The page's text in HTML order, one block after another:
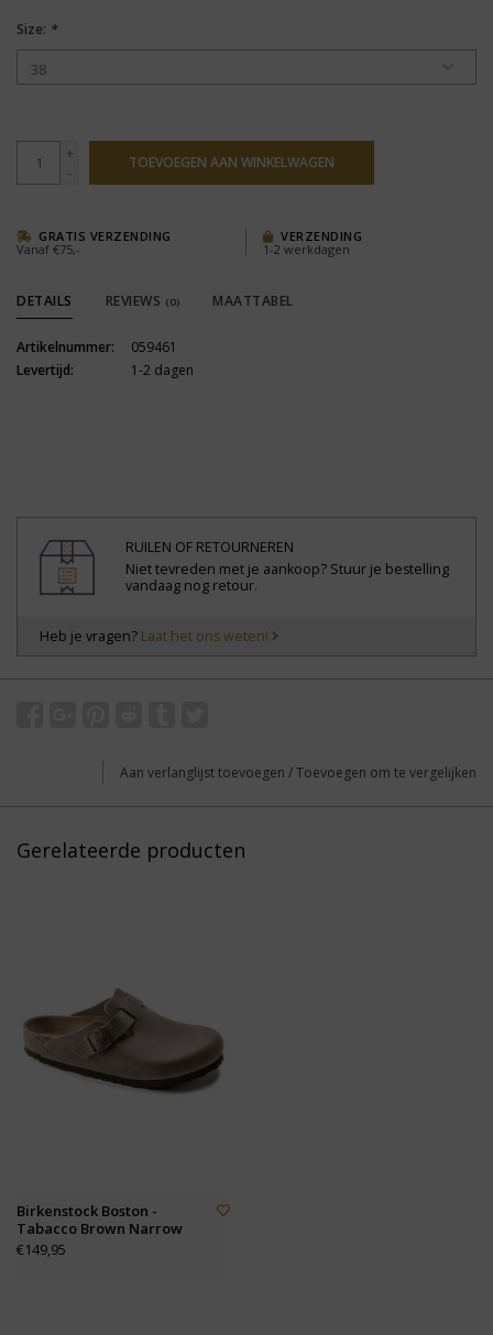
Size: *
+
-
TOEVOEGEN AAN WINKELWAGEN
GRATIS VERZENDING
Vanaf €75,-
VERZENDING
1-2 werkdagen
DETAILS REVIEWS (0) MAATTABEL
Artikelnummer:
059461
Levertijd:
1-2 dagen
RUILEN OF RETOURNEREN
Niet tevreden met je aankoop? Stuur je bestelling
vandaag nog retour.
Heb je vragen? Laat het ons weten!
Aan verlanglijst toevoegen /Toevoegen om te vergelijken
Gerelateerde producten
Birkenstock Boston -
Tabacco Brown Narrow
€149,95